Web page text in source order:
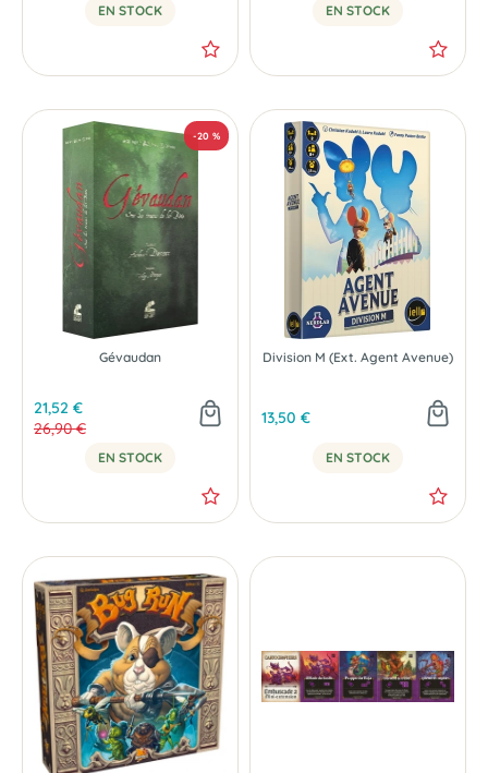
NOUVEAU
EN STOCK EN STOCK
Gévaudan
21,52 €
26,90 €
EN STOCK
Division M (Ext. Agent Avenue)
13,50 €
EN STOCK